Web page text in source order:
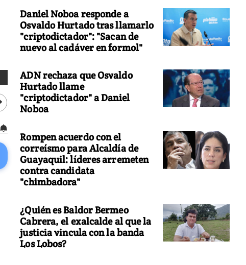
Daniel Noboa responde a
Osvaldo Hurtado tras llamarlo
"criptodictador": "Sacan de
nuevo al cadáver en formol"
ADN rechaza que Osvaldo
Hurtado llame
"criptodictador" a Daniel
Noboa
Rompen acuerdo con el
correísmo para Alcaldía de
Guayaquil: líderes arremeten
contra candidata
"chimbadora"
¿Quién es Baldor Bermeo
Cabrera, el exalcalde al que la
justicia vincula con la banda
Los Lobos?